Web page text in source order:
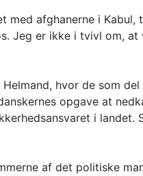
afghanerne i
Jeg er ikke i tvivl om,
hvor de som
opgave at
i
af det politiske